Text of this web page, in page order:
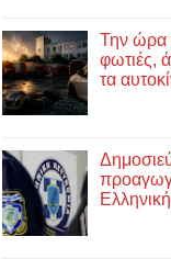
Την ώρα
φωτιές,
τα